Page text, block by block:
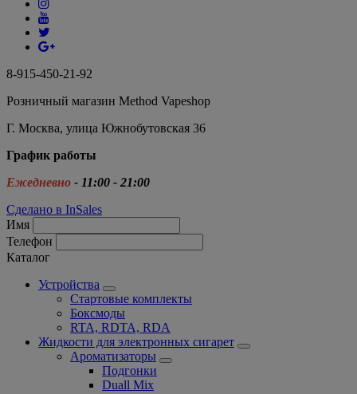
8-915-450-21-92
Розничный магазин Method Vapeshop
Г. Москва, улица Южнобутовская 36
График работы
Ежедневно - 11:00 - 21:00
Сделано в InSales
Имя
Телефон
Каталог
Устройства
Стартовые комплекты
Боксмоды
RTA, RDTA, RDA
Жидкости для электронных сигарет
Ароматизаторы
Подгонки
Duall Mix